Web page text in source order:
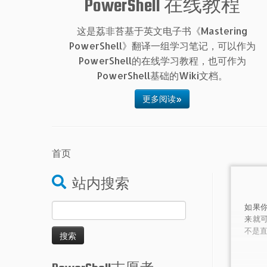
PowerShell 在线教程
这是荔非苔基于英文电子书《Mastering
PowerShell》翻译一组学习笔记，可以作为
PowerShell的在线学习教程，也可作为
PowerShell基础的Wiki文档。
更多阅读»
首页
站内搜索
索：
如果
来就
不是